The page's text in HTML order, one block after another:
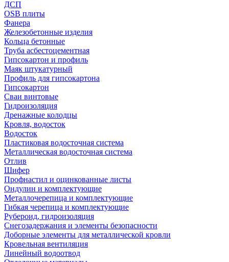
ДСП
OSB плиты
Фанера
Железобетонные изделия
Кольца бетонные
Труба асбестоцементная
Гипсокартон и профиль
Маяк штукатурный
Профиль для гипсокартона
Гипсокартон
Сваи винтовые
Гидроизоляция
Дренажные колодцы
Кровля, водосток
Водосток
Пластиковая водосточная система
Металлическая водосточная система
Отлив
Шифер
Профнастил и оцинкованные листы
Ондулин и комплектующие
Металлочерепица и комплектующие
Гибкая черепица и комплектующие
Рубероид, гидроизоляция
Снегозадержания и элементы безопасности
Доборные элементы для металлической кровли
Кровельная вентиляция
Линейный водоотвод